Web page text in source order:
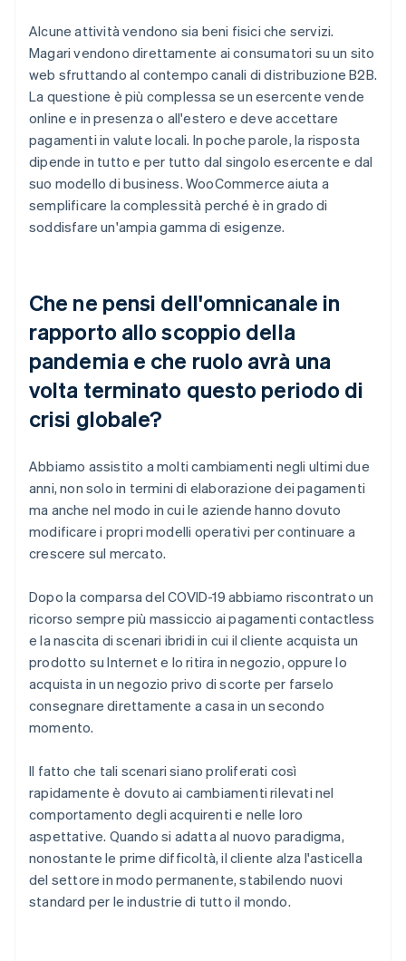
Alcune attività vendono sia beni fisici che servizi.
Magari vendono direttamente ai consumatori su un sito
web sfruttando al contempo canali di distribuzione B2B.
La questione è più complessa se un esercente vende
online e in presenza o all'estero e deve accettare
pagamenti in valute locali. In poche parole, la risposta
dipende in tutto e per tutto dal singolo esercente e dal
suo modello di business. WooCommerce aiuta a
semplificare la complessità perché è in grado di
soddisfare un'ampia gamma di esigenze.
Che ne pensi dell'omnicanale in
rapporto allo scoppio della
pandemia e che ruolo avrà una
volta terminato questo periodo di
crisi globale?
Abbiamo assistito a molti cambiamenti negli ultimi due
anni, non solo in termini di elaborazione dei pagamenti
ma anche nel modo in cui le aziende hanno dovuto
modificare i propri modelli operativi per continuare a
crescere sul mercato.
Dopo la comparsa del COVID-19 abbiamo riscontrato un
ricorso sempre più massiccio ai pagamenti contactless
e la nascita di scenari ibridi in cui il cliente acquista un
prodotto su Internet e lo ritira in negozio, oppure lo
acquista in un negozio privo di scorte per farselo
consegnare direttamente a casa in un secondo
momento.
Il fatto che tali scenari siano proliferati così
rapidamente è dovuto ai cambiamenti rilevati nel
comportamento degli acquirenti e nelle loro
aspettative. Quando si adatta al nuovo paradigma,
nonostante le prime difficoltà, il cliente alza l'asticella
del settore in modo permanente, stabilendo nuovi
standard per le industrie di tutto il mondo.